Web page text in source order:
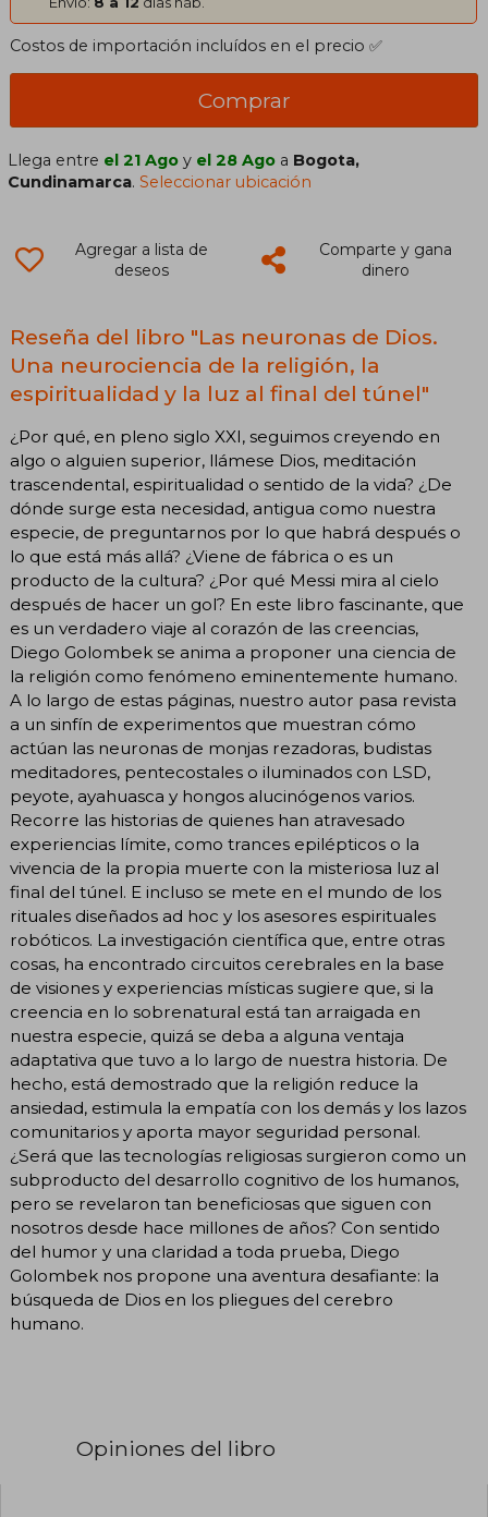
Costos de importación incluídos en el precio ✅
Comprar
Llega entre el 21 Ago y el 28 Ago a Bogota,
Cundinamarca.Seleccionar ubicación
Agregar a lista de
deseos
Comparte y gana
dinero
Reseña del libro "Las neuronas de Dios.
Una neurociencia de la religión, la
espiritualidad y la luz al final del túnel"
¿Por qué, en pleno siglo XXI, seguimos creyendo en
algo o alguien superior, llámese Dios, meditación
trascendental, espiritualidad o sentido de la vida? ¿De
dónde surge esta necesidad, antigua como nuestra
especie, de preguntarnos por lo que habrá después o
lo que está más allá? ¿Viene de fábrica o es un
producto de la cultura? ¿Por qué Messi mira al cielo
después de hacer un gol? En este libro fascinante, que
es un verdadero viaje al corazón de las creencias,
Diego Golombek se anima a proponer una ciencia de
la religión como fenómeno eminentemente humano.
A lo largo de estas páginas, nuestro autor pasa revista
a un sinfín de experimentos que muestran cómo
actúan las neuronas de monjas rezadoras, budistas
meditadores, pentecostales o iluminados con LSD,
peyote, ayahuasca y hongos alucinógenos varios.
Recorre las historias de quienes han atravesado
experiencias límite, como trances epilépticos o la
vivencia de la propia muerte con la misteriosa luz al
final del túnel. E incluso se mete en el mundo de los
rituales diseñados ad hoc y los asesores espirituales
robóticos. La investigación científica que, entre otras
cosas, ha encontrado circuitos cerebrales en la base
de visiones y experiencias místicas sugiere que, si la
creencia en lo sobrenatural está tan arraigada en
nuestra especie, quizá se deba a alguna ventaja
adaptativa que tuvo a lo largo de nuestra historia. De
hecho, está demostrado que la religión reduce la
ansiedad, estimula la empatía con los demás y los lazos
comunitarios y aporta mayor seguridad personal.
¿Será que las tecnologías religiosas surgieron como un
subproducto del desarrollo cognitivo de los humanos,
pero se revelaron tan beneficiosas que siguen con
nosotros desde hace millones de años? Con sentido
del humor y una claridad a toda prueba, Diego
Golombek nos propone una aventura desafiante: la
búsqueda de Dios en los pliegues del cerebro
humano.
Opiniones del libro